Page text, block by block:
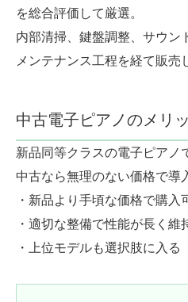
を総合評価して厳選。
内部清掃、鍵盤調整、サウン
メンテナンス工程を経て販売
中古電子ピアノのメリ
新品同等クラスの電子ピアノ
中古なら無理のない価格で導
・新品より手頃な価格で購入
・適切な整備で性能が長く維
・上位モデルも選択肢に入る